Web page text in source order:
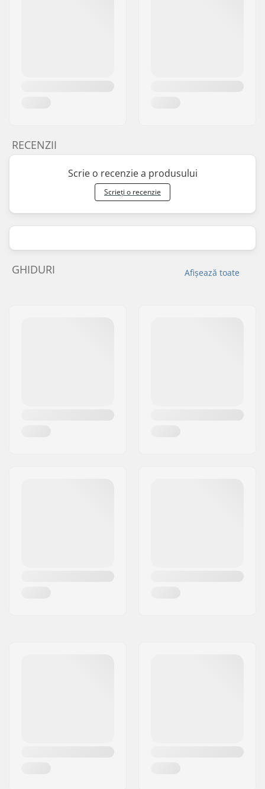
RECENZII
Scrie o recenzie a produsului
Scrieți o recenzie
Afișează toate
GHIDURI